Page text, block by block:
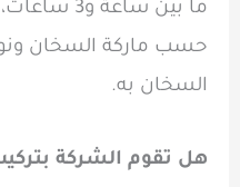
ما بين
حسب ماركة السخان
السخان به.
هل تقوم الشركة